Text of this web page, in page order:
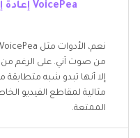
VoicePea إعادة إنشاء صوت آني فورجر بدقة؟
إلا أنها تبدو شبه
مثالية لمقاطع الفيديو
الممتعة.